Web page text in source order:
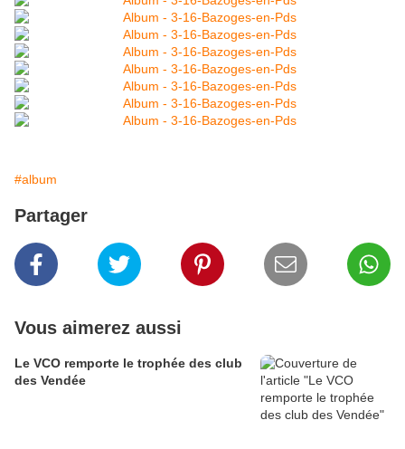
#album
Partager
Vous aimerez aussi
Le VCO remporte le trophée des club
des Vendée